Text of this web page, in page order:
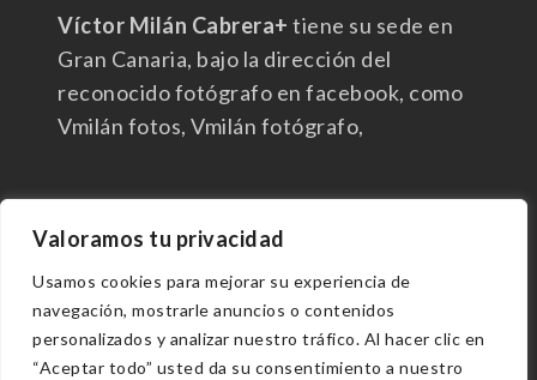
Valoramos tu privacidad
Usamos cookies para mejorar su experiencia de
navegación, mostrarle anuncios o contenidos
personalizados y analizar nuestro tráfico. Al hacer clic en
“Aceptar todo” usted da su consentimiento a nuestro
Víctor Milán Cabrera+ tiene su sede en
Gran Canaria, bajo la dirección del
reconocido fotógrafo en facebook, como
Vmilán fotos, Vmilán fotógrafo,